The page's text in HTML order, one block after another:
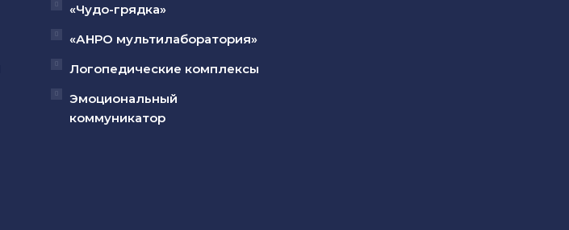
«Чудо-грядка»
«АНРО мультилаборатория»
Логопедические комплексы
Эмоциональный
коммуникатор